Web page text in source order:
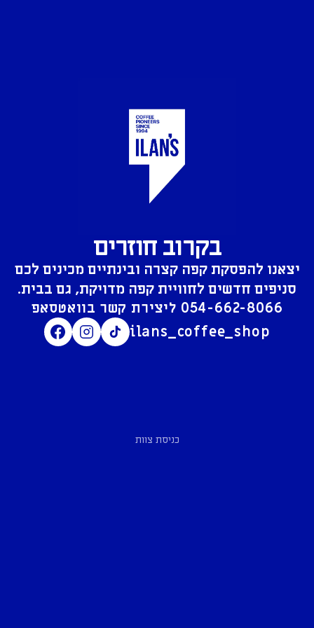
בקרוב חוזרים
יצאנו להפסקת קפה קצרה ובינתיים מכינים לכם
סניפים חדשים לחוויית קפה מדויקת, גם בבית.
054-662-8066
ilans_coffee_shop
כניסת צוות